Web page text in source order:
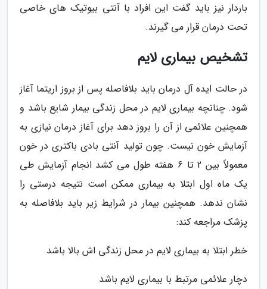
باردار نیز باید گفت این افراد با آنتی بیوتیک های خاصی
تحت درمان قرار می گیرند.
تشخیص بیماری لایم
در حالت ایده آل درمان باید بلافاصله پس از بروز اریتما آغاز
شود. چنانچه بیماری لایم در محل زندگی بیمار شایع باشد و
همچنین علائمی از آن را بروز دهد برای آغاز درمان نیازی به
آزمایش خون نیست. چون تولید آنتی بادی باکتری در خون
معمولاً بین 2 تا 6 هفته طول می کشد انجام آزمایش طی
یک ماه اول ابتلا به بیماری ممکن است نتیجه درستی را
نشان ندهد. همچنین بیمار در شرایط زیر باید بلافاصله به
پزشک مراجعه کند:
خطر ابتلا به بیماری لایم در محل زندگی اش بالا باشد
دچار علائمی مرتبط با بیماری لایم باشد